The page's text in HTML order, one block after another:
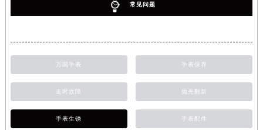
常见问题
万国手表 手表保养
走时故障 抛光翻新
手表生锈 手表配件